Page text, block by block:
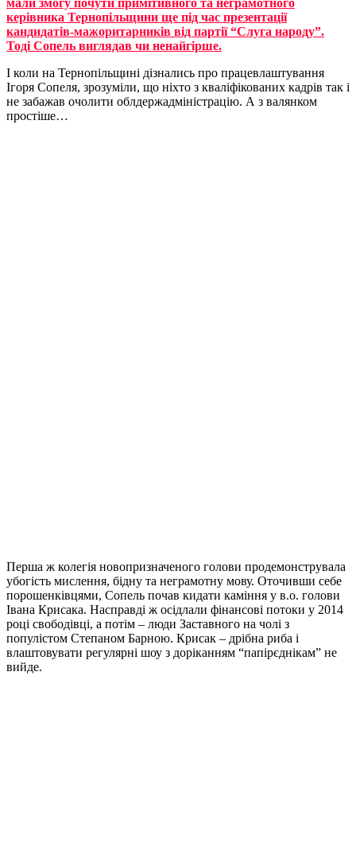
мали змогу почути примітивного та неграмотного
керівника Тернопільщини ще під час презентації
кандидатів-мажоритарників від партії “Слуга народу”.
Тоді Сопель виглядав чи ненайгірше.
І коли на Тернопільщині дізнались про працевлаштування
Ігоря Сопеля, зрозуміли, що ніхто з кваліфікованих кадрів так і
не забажав очолити облдержадміністрацію. А з валянком
простіше…
Перша ж колегія новопризначеного голови продемонструвала
убогість мислення, бідну та неграмотну мову. Оточивши себе
порошенківцями, Сопель почав кидати каміння у в.о. голови
Івана Крисака. Насправді ж осідлали фінансові потоки у 2014
році свободівці, а потім – люди Заставного на чолі з
популістом Степаном Барною. Крисак – дрібна риба і
влаштовувати регулярні шоу з доріканням “папірєднікам” не
вийде.